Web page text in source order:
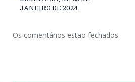
JANEIRO DE 2024
Os comentários estão fechados.